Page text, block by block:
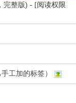
完整版) - [阅读权限
工加的标签）